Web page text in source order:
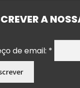
A
de email: *